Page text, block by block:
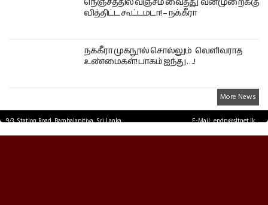
நெஞ்சத்தில் வஞ்சம் வைத்து வன்முறைக்கு
வித்திட்ட கூட்டமடா! – நக்கீரா
நக்கீரா முகநூல் சொல்லும் வெளிவராத
உண்மைகள்! பாகம் ஐந்து ….!
More News
9/3, Station Road, Bambalapitiya, Sri Lanka.
E-Mail: epdp@sltnet.lk